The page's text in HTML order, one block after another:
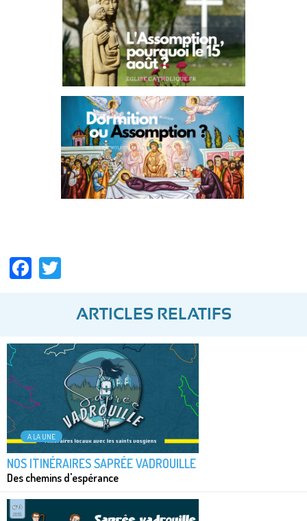
Facebook
ARTICLES RELATIFS
A LA UNE
NOS ITINÉRAIRES SAPRÉE VADROUILLE
Des chemins d'espérance